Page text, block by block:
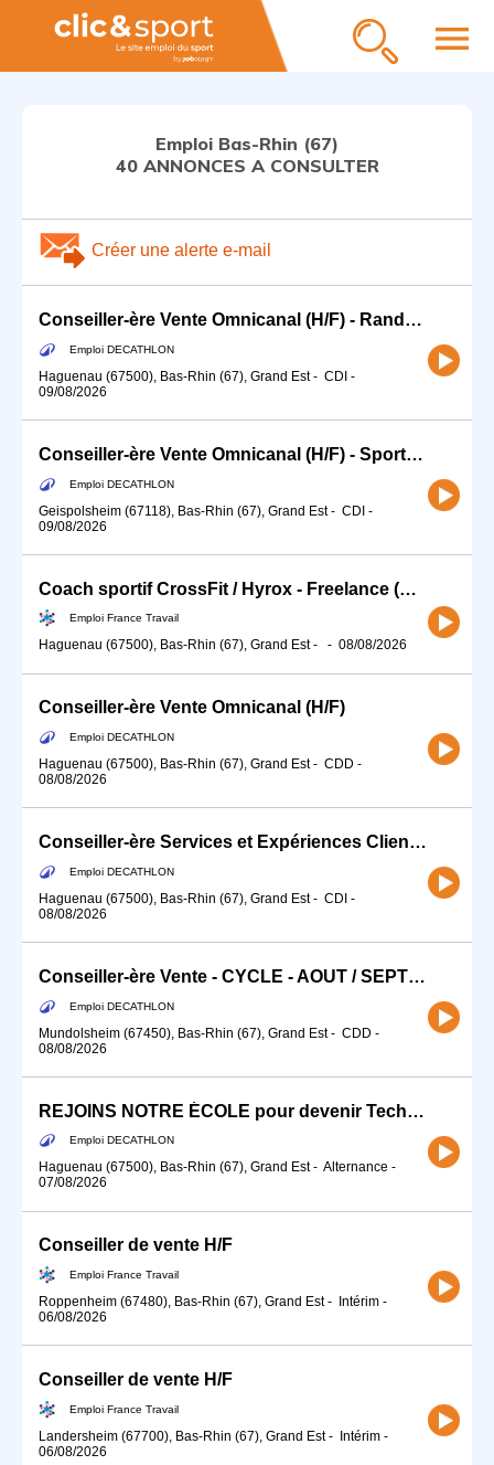
menu
Emploi Bas-Rhin (67)
40 ANNONCES A CONSULTER
Créer une alerte e-mail
Conseiller-ère Vente Omnicanal (H/F) - Randonnée Glisse - CDI Temps partiel 15h
Emploi DECATHLON
Haguenau (67500), Bas-Rhin (67), Grand Est- CDI -
09/08/2026
Conseiller-ère Vente Omnicanal (H/F) - Sports Co / Nutrition - Temps partiel
Emploi DECATHLON
Geispolsheim (67118), Bas-Rhin (67), Grand Est- CDI -
09/08/2026
Coach sportif CrossFit / Hyrox - Freelance (H/F)
Emploi France Travail
Haguenau (67500), Bas-Rhin (67), Grand Est- - 08/08/2026
Conseiller-ère Vente Omnicanal (H/F)
Emploi DECATHLON
Haguenau (67500), Bas-Rhin (67), Grand Est- CDD -
08/08/2026
Conseiller-ère Services et Expériences Client (H/F) - Temps partiel
Emploi DECATHLON
Haguenau (67500), Bas-Rhin (67), Grand Est- CDI -
08/08/2026
Conseiller-ère Vente - CYCLE - AOUT / SEPTEMBRE
Emploi DECATHLON
Mundolsheim (67450), Bas-Rhin (67), Grand Est- CDD -
08/08/2026
REJOINS NOTRE ÉCOLE pour devenir Technicien-ne Atelier (H/F) - Alternance
Emploi DECATHLON
Haguenau (67500), Bas-Rhin (67), Grand Est- Alternance -
07/08/2026
Conseiller de vente H/F
Emploi France Travail
Roppenheim (67480), Bas-Rhin (67), Grand Est- Intérim -
06/08/2026
Conseiller de vente H/F
Emploi France Travail
Landersheim (67700), Bas-Rhin (67), Grand Est- Intérim -
06/08/2026